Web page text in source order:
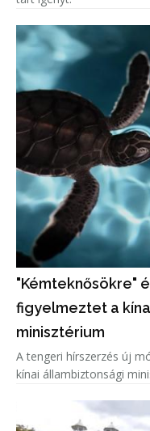
"Kémteknősökre"
figyelmeztet a
minisztérium
A tengeri hírszerzés új
kínai állambiztonsági